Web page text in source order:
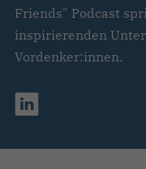
Friends" Podcast
inspirierenden
Vordenker:innen.